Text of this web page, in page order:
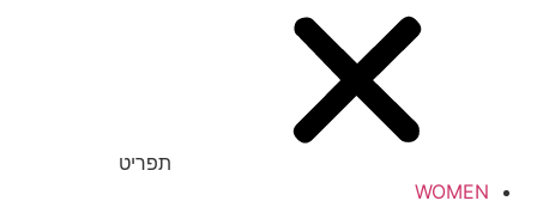
תפריט
WOMEN